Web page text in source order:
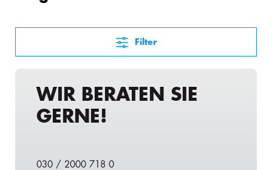
Filter
WIR BERATEN SIE
GERNE!
030 / 2000 718 0